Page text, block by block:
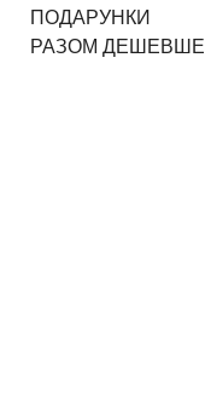
ПОДАРУНКИ
РАЗОМ ДЕШЕВШЕ